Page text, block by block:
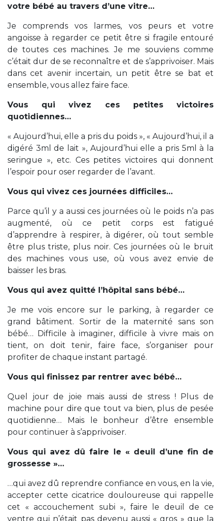
votre bébé au travers d’une vitre…
Je comprends vos larmes, vos peurs et votre
angoisse à regarder ce petit être si fragile entouré
de toutes ces machines. Je me souviens comme
c’était dur de se reconnaître et de s’apprivoiser. Mais
dans cet avenir incertain, un petit être se bat et
ensemble, vous allez faire face.
Vous qui vivez ces petites victoires
quotidiennes…
« Aujourd’hui, elle a pris du poids », « Aujourd’hui, il a
digéré 3ml de lait », Aujourd’hui elle a pris 5ml à la
seringue », etc. Ces petites victoires qui donnent
l’espoir pour oser regarder de l’avant.
Vous qui vivez ces journées difficiles…
Parce qu’il y a aussi ces journées où le poids n’a pas
augmenté, où ce petit corps est fatigué
d’apprendre à respirer, à digérer, où tout semble
être plus triste, plus noir. Ces journées où le bruit
des machines vous use, où vous avez envie de
baisser les bras.
Vous qui avez quitté l’hôpital sans bébé…
Je me vois encore sur le parking, à regarder ce
grand bâtiment. Sortir de la maternité sans son
bébé… Difficile à imaginer, difficile à vivre mais on
tient, on doit tenir, faire face, s’organiser pour
profiter de chaque instant partagé.
Vous qui finissez par rentrer avec bébé…
Quel jour de joie mais aussi de stress ! Plus de
machine pour dire que tout va bien, plus de pesée
quotidienne… Mais le bonheur d’être ensemble
pour continuer à s’apprivoiser.
Vous qui avez dû faire le « deuil d’une fin de
grossesse »…
…qui avez dû reprendre confiance en vous, en la vie,
accepter cette cicatrice douloureuse qui rappelle
cet « accouchement subi », faire le deuil de ce
ventre qui n’était pas devenu aussi « gros » que la